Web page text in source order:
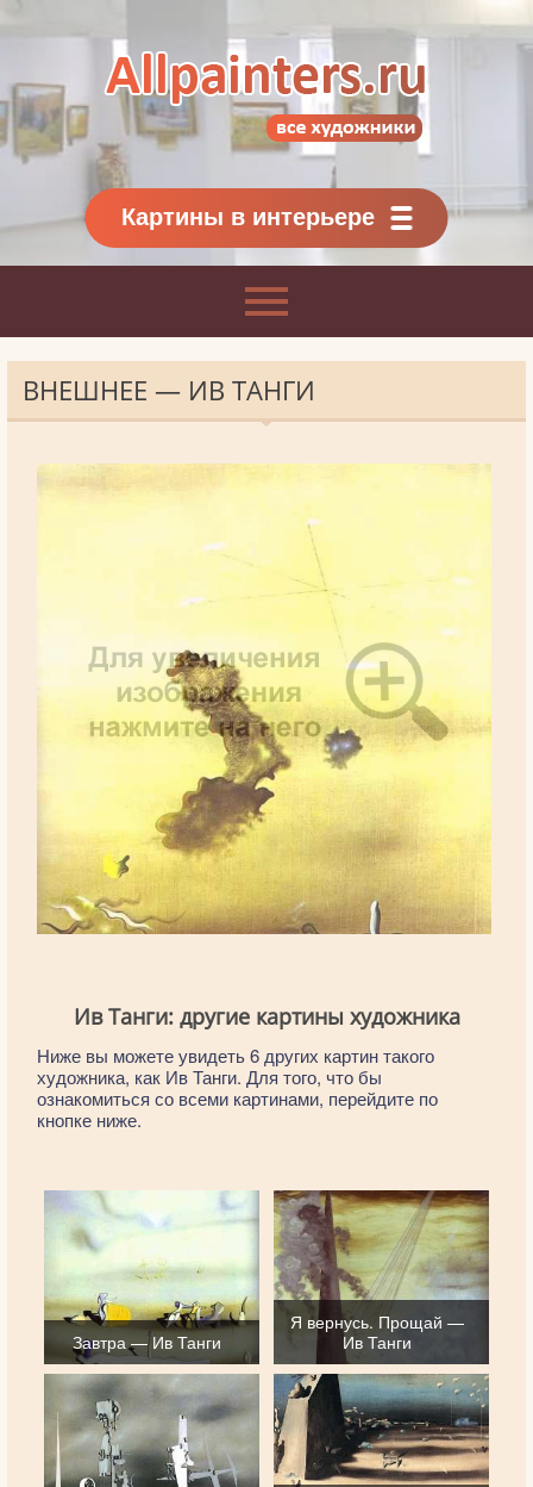
Картины классиков
и современников
Картины в интерьере
ВНЕШНЕЕ — ИВ ТАНГИ
Ив Танги: другие картины художника
Ниже вы можете увидеть 6 других картин такого
художника, как Ив Танги. Для того, что бы
ознакомиться со всеми картинами, перейдите по
кнопке ниже.
Завтра — Ив Танги
Я вернусь. Прощай —
Ив Танги